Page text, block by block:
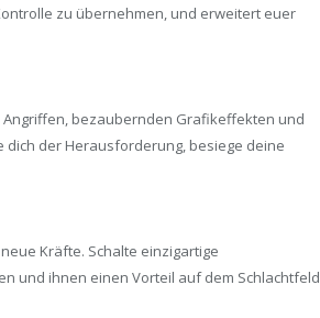
zu übernehmen, und erweitert euer
Angriffen, bezaubernden Grafikeffekten und
dich der Herausforderung, besiege deine
Kräfte. Schalte einzigartige
und ihnen einen Vorteil auf dem Schlachtfeld